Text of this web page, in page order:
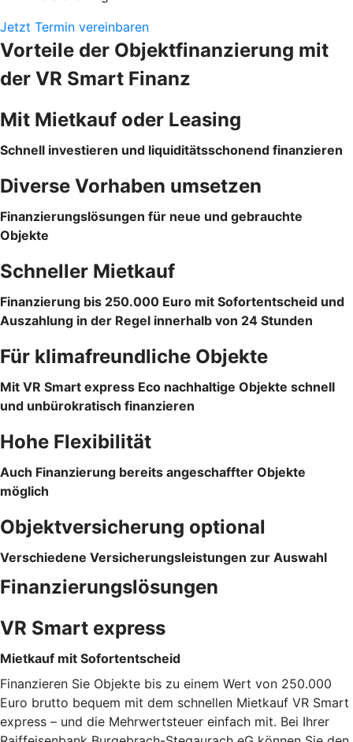
Jetzt Termin vereinbaren
Vorteile der Objektfinanzierung mit
der VR Smart Finanz
Mit Mietkauf oder Leasing
Schnell investieren und liquiditätsschonend finanzieren
Diverse Vorhaben umsetzen
Finanzierungslösungen für neue und gebrauchte
Objekte
Schneller Mietkauf
Finanzierung bis 250.000 Euro mit Sofortentscheid und
Auszahlung in der Regel innerhalb von 24 Stunden
Für klimafreundliche Objekte
Mit VR Smart express Eco nachhaltige Objekte schnell
und unbürokratisch finanzieren
Hohe Flexibilität
Auch Finanzierung bereits angeschaffter Objekte
möglich
Objektversicherung optional
Verschiedene Versicherungsleistungen zur Auswahl
Finanzierungslösungen
VR Smart express
Mietkauf mit Sofortentscheid
Finanzieren Sie Objekte bis zu einem Wert von 250.000
Euro brutto bequem mit dem schnellen Mietkauf VR Smart
express – und die Mehrwertsteuer einfach mit. Bei Ihrer